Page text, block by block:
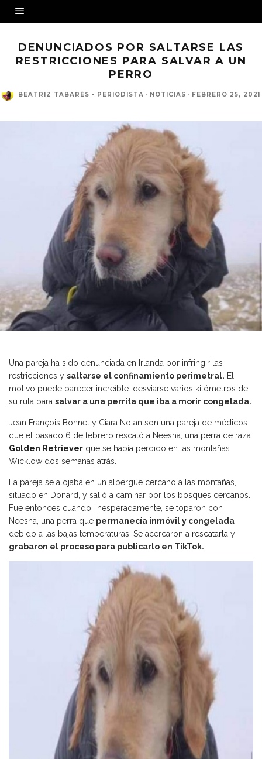
DENUNCIADOS POR SALTARSE LAS
RESTRICCIONES PARA SALVAR A UN
PERRO
BEATRIZ TABARÉS - PERIODISTA · NOTICIAS · FEBRERO 25, 2021
Una pareja ha sido denunciada en Irlanda por infringir las
restricciones y saltarse el confinamiento perimetral. El
motivo puede parecer increíble: desviarse varios kilómetros de
su ruta para salvar a una perrita que iba a morir congelada.
Jean François Bonnet y Ciara Nolan son una pareja de médicos
que el pasado 6 de febrero rescató a Neesha, una perra de raza
Golden Retriever que se había perdido en las montañas
Wicklow dos semanas atrás.
La pareja se alojaba en un albergue cercano a las montañas,
situado en Donard, y salió a caminar por los bosques cercanos.
Fue entonces cuando, inesperadamente, se toparon con
Neesha, una perra que permanecía inmóvil y congelada
debido a las bajas temperaturas. Se acercaron a rescatarla y
grabaron el proceso para publicarlo en TikTok.